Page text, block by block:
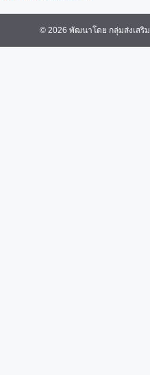
© 2026 พัฒนาโดย กลุ่มส่งเสริ